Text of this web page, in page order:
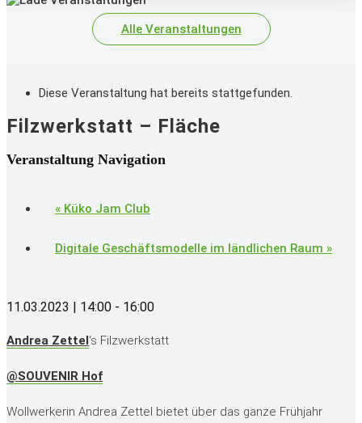
Alle Veranstaltungen
Diese Veranstaltung hat bereits stattgefunden.
Filzwerkstatt – Fläche
Veranstaltung Navigation
« Küko Jam Club
Digitale Geschäftsmodelle im ländlichen Raum »
11.03.2023 | 14:00 - 16:00
Andrea Zettel ‘s Filzwerkstatt
@SOUVENIR Hof
Wollwerkerin Andrea Zettel bietet über das ganze Frühjahr